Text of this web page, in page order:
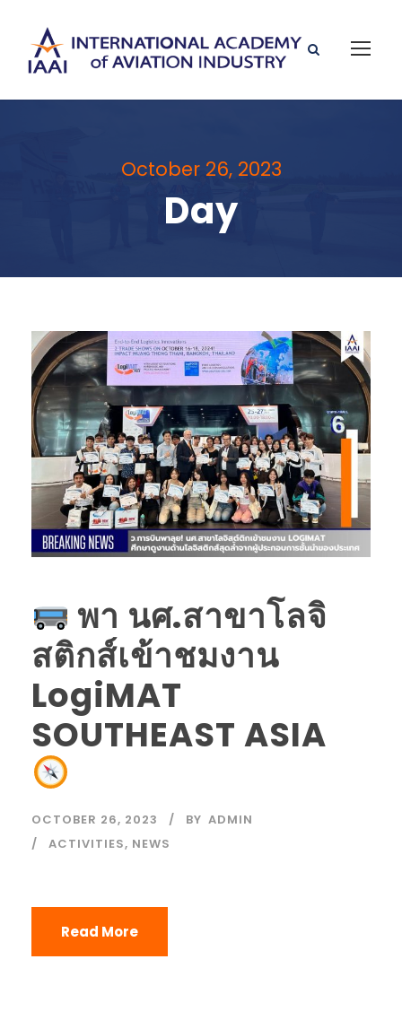
October 26, 2023
Day
พา นศ.สาขาโลจิ
สติกส์เข้าชมงาน
LogiMAT
SOUTHEAST ASIA
OCTOBER 26, 2023 BY ADMIN
ACTIVITIES, NEWS
Read More